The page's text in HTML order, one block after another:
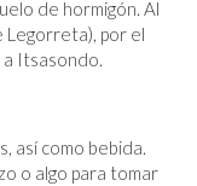
de hormigón. Al
por el
Itsasondo.
así como bebida.
o algo para tomar